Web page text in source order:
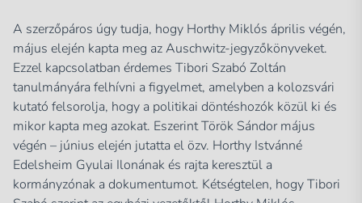
A szerzőpáros úgy tudja, hogy Horthy Miklós április végén,
május elején kapta meg az Auschwitz-jegyzőkönyveket.
Ezzel kapcsolatban érdemes Tibori Szabó Zoltán
tanulmányára felhívni a figyelmet, amelyben a kolozsvári
kutató felsorolja, hogy a politikai döntéshozók közül ki és
mikor kapta meg azokat. Eszerint Török Sándor május
végén – június elején jutatta el özv. Horthy Istvánné
Edelsheim Gyulai Ilonának és rajta keresztül a
kormányzónak a dokumentumot. Kétségtelen, hogy Tibori